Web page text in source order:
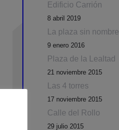
Edificio Carrión
8 abril 2019
La plaza sin nombre
9 enero 2016
Plaza de la Lealtad
21 noviembre 2015
Las 4 torres
17 noviembre 2015
Calle del Rollo
29 julio 2015